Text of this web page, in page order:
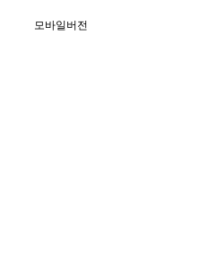
모바일버전